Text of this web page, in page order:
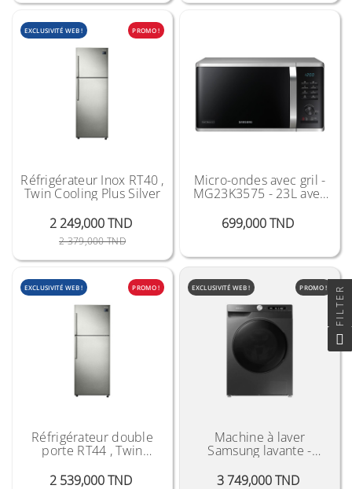
EXCLUSIVITÉ WEB ! PROMO !
Réfrigérateur Inox RT40 ,
Twin Cooling Plus Silver
2 249,000 TND
2 379,000 TNDPrix Public
Prix
Micro-ondes avec gril -
MG23K3575 - 23L avec
émaillée
699,000 TND
EXCLUSIVITÉ WEB ! PROMO !
Réfrigérateur double
porte RT44 , Twin
2 539,000 TND
EXCLUSIVITÉ WEB ! PROMO !
Machine à laver
Samsung lavante -
3 749,000 TND
FILTER